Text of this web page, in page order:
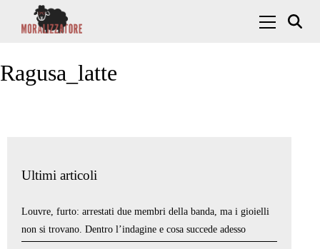
Skip to content
Ragusa_latte
Ultimi articoli
Louvre, furto: arrestati due membri della banda, ma i gioielli
non si trovano. Dentro l’indagine e cosa succede adesso